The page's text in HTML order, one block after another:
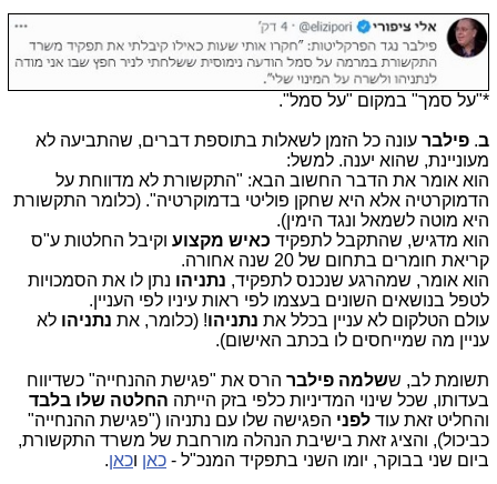
*"על סמך" במקום "על סמל".
ב. פילבר עונה כל הזמן לשאלות בתוספת דברים, שהתביעה לא
מעוניינת, שהוא יענה. למשל:
הוא אומר את הדבר החשוב הבא: "התקשורת לא מדווחת על
הדמוקרטיה אלא היא שחקן פוליטי בדמוקרטיה". (כלומר התקשורת
היא מוטה לשמאל ונגד הימין).
הוא מדגיש, שהתקבל לתפקיד כאיש מקצוע וקיבל החלטות ע"ס
קריאת חומרים בתחום של 20 שנה אחורה.
הוא אומר, שמהרגע שנכנס לתפקיד, נתניהו נתן לו את הסמכויות
לטפל בנושאים השונים בעצמו לפי ראות עיניו לפי העניין.
עולם הטלקום לא עניין בכלל את נתניהו! (כלומר, את נתניהו לא
עניין מה שמייחסים לו בכתב האישום).
תשומת לב, ששלמה פילבר הרס את "פגישת ההנחייה" כשדיווח
בעדותו, שכל שינוי המדיניות כלפי בזק הייתה החלטה שלו בלבד
והחליט זאת עוד לפני הפגישה שלו עם נתניהו ("פגישת ההנחייה"
כביכול), והציג זאת בישיבת הנהלה מורחבת של משרד התקשורת,
ביום שני בבוקר, יומו השני בתפקיד המנכ"ל - כאן וכאן.